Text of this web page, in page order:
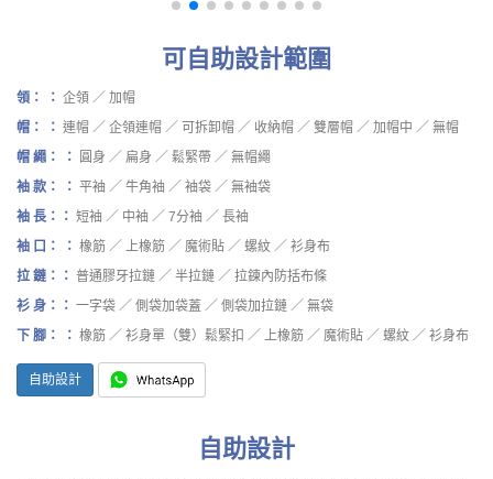
可自助設計範圍
領： ： 企領 ／ 加帽
帽： ： 連帽 ／ 企領連帽 ／ 可拆卸帽 ／ 收納帽 ／ 雙層帽 ／ 加帽中 ／ 無帽
帽 繩： ：
圓身 ／ 扁身 ／ 鬆緊帶 ／ 無帽繩
袖 款： ： 平袖 ／ 牛角袖 ／ 袖袋 ／ 無袖袋
袖 長：： 短袖 ／ 中袖 ／ 7分袖 ／ 長袖
袖 口： ： 橡筋 ／ 上橡筋 ／ 魔術貼 ／ 螺紋 ／ 衫身布
拉 鏈：： 普通膠牙拉鏈 ／ 半拉鏈 ／ 拉鍊內防括布條
衫 身：： 一字袋 ／ 側袋加袋蓋 ／ 側袋加拉鏈 ／ 無袋
下 腳： ： 橡筋 ／ 衫身單（雙）鬆緊扣 ／ 上橡筋 ／ 魔術貼 ／ 螺紋 ／ 衫身布
自助設計
自助設計